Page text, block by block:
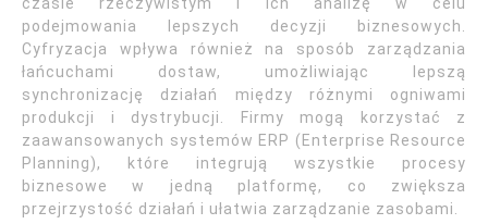
czasie rzeczywistym i ich analizę w celu
podejmowania lepszych decyzji biznesowych.
Cyfryzacja wpływa również na sposób zarządzania
łańcuchami dostaw, umożliwiając lepszą
synchronizację działań między różnymi ogniwami
produkcji i dystrybucji. Firmy mogą korzystać z
zaawansowanych systemów ERP (Enterprise Resource
Planning), które integrują wszystkie procesy
biznesowe w jedną platformę, co zwiększa
przejrzystość działań i ułatwia zarządzanie zasobami.